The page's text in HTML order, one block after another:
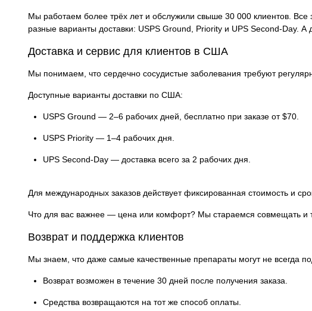
Мы работаем более трёх лет и обслужили свыше 30 000 клиентов.
разные варианты доставки: USPS Ground, Priority и UPS Second-Day.
Доставка и сервис для клиентов в США
Мы понимаем, что сердечно сосудистые заболевания требуют
Доступные варианты доставки по США:
USPS Ground — 2–6 рабочих дней, бесплатно при заказе от $70.
USPS Priority — 1–4 рабочих дня.
UPS Second-Day — доставка всего за 2 рабочих дня.
Для международных заказов действует фиксированная стоимость и
Что для вас важнее — цена или комфорт? Мы стараемся совмещать и
Возврат и поддержка клиентов
Мы знаем, что даже самые качественные препараты могут не всегда
Возврат возможен в течение 30 дней после получения заказа.
Средства возвращаются на тот же способ оплаты.